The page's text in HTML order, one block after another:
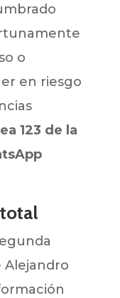
o
en riesgo
123 de la
Alejandro